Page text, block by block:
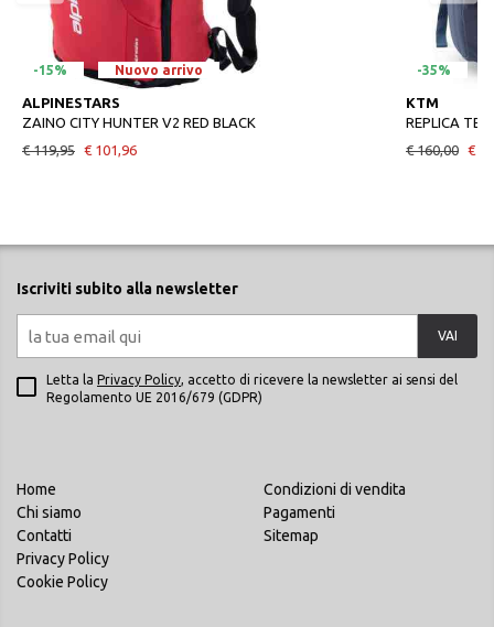
-15% Nuovo arrivo
ALPINESTARS
ZAINO CITY HUNTER V2 RED BLACK
€ 119,95 € 101,96
-35%
KTM
REPLICA
€ 160,00 €
Iscriviti subito alla newsletter
VAI
Letta la Privacy Policy, accetto di ricevere la newsletter ai sensi del
Regolamento UE 2016/679 (GDPR)
Home
Chi siamo
Contatti
Privacy Policy
Cookie Policy
Condizioni di vendita
Pagamenti
Sitemap